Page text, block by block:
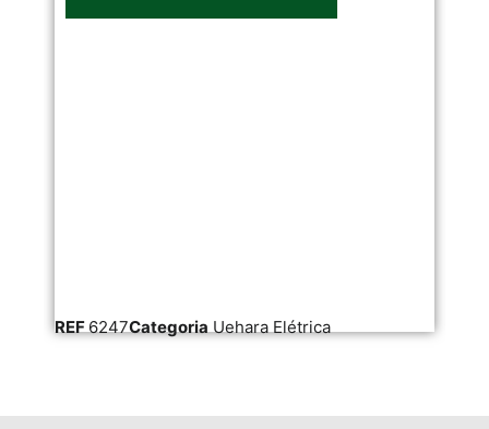
REF 6247Categoria Uehara Elétrica